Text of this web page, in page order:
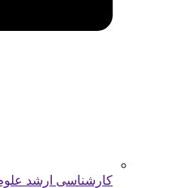
کارشناسی ارشد علوم